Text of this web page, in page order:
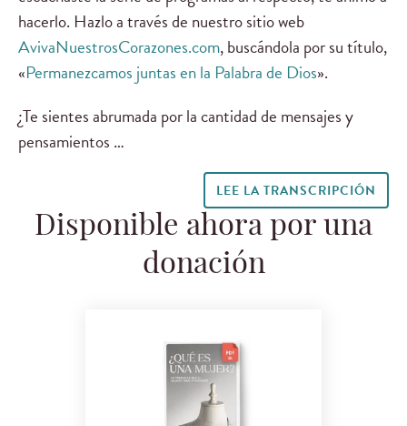
hacerlo. Hazlo a través de nuestro sitio web
AvivaNuestrosCorazones.com, buscándola por su título,
«Permanezcamos juntas en la Palabra de Dios».
¿Te sientes abrumada por la cantidad de mensajes y
pensamientos …
LEE LA TRANSCRIPCIÓN
Disponible ahora por una
donación